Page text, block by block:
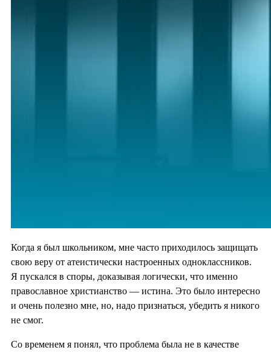
Когда я был школьником, мне часто приходилось защищать
свою веру от атеистически настроенных одноклассников.
Я пускался в споры, доказывая логически, что именно
православное христианство — истина. Это было интересно
и очень полезно мне, но, надо признаться, убедить я никого
не смог.
Со временем я понял, что проблема была не в качестве